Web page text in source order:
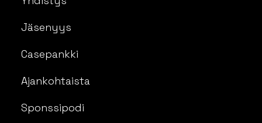
Jäsenyys
Casepankki
Ajankohtaista
Sponssipodi